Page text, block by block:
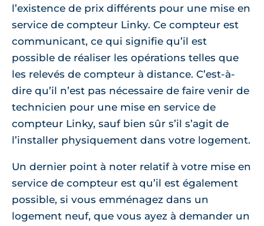
l’existence de prix différents pour une mise en
service de compteur Linky. Ce compteur est
communicant, ce qui signifie qu’il est
possible de réaliser les opérations telles que
les relevés de compteur à distance. C’est-à-
dire qu’il n’est pas nécessaire de faire venir de
technicien pour une mise en service de
compteur Linky, sauf bien sûr s’il s’agit de
l’installer physiquement dans votre logement.
Un dernier point à noter relatif à votre mise en
service de compteur est qu’il est également
possible, si vous emménagez dans un
logement neuf, que vous ayez à demander un